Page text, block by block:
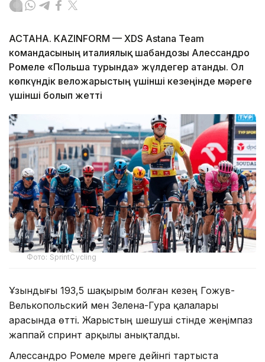
АСТАНА. KAZINFORM — XDS Astana Team
командасының италиялық шабандозы Алессандро
Ромеле «Польша турында» жүлдегер атанды. Ол
көпкүндік веложарыстың үшінші кезеңінде мәреге
үшінші болып жетті
Фото: SprintCycling
Ұзындығы 193,5 шақырым болған кезең Гожув-
Велькопольский мен Зелена-Гура қалалары
арасында өтті. Жарыстың шешуші сәтінде жеңімпаз
жаппай спринт арқылы анықталды.
Алессандро Ромеле мәреге дейінгі тартыста